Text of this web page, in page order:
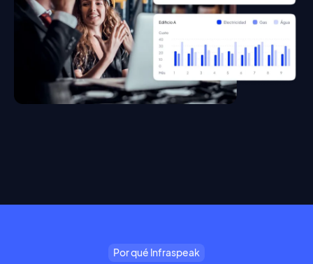
Por qué Infraspeak